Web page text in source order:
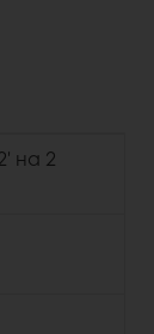
на 2